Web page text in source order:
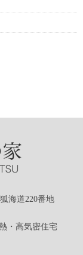
海道220番地
・高気密住宅